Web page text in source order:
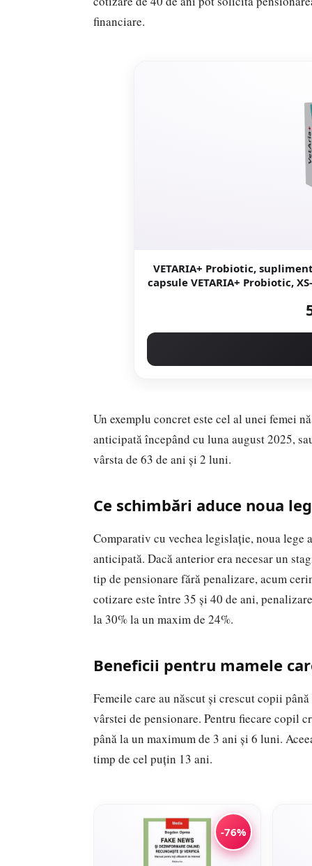
financiare.
VETARIA+ Probiotic,
capsule VETARIA+ Probiotic,
Un exemplu concret este cel al unei femei
anticipată începând cu luna august 2025,
vârsta de 63 de ani și 2 luni.
Ce schimbări aduce noua
Comparativ cu vechea legislație, noua
anticipată. Dacă anterior era necesar un
tip de pensionare fără penalizare, acum
cotizare este între 35 și 40 de ani,
la 30% la un maxim de 24%.
Beneficii pentru mamele
Femeile care au născut și crescut copii
vârstei de pensionare. Pentru fiecare copil
până la un maximum de 3 ani și 6 luni.
timp de cel puțin 13 ani.
-76%